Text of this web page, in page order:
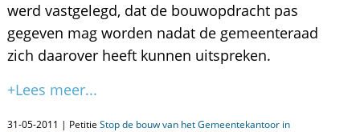
werd vastgelegd, dat de bouwopdracht pas
gegeven mag worden nadat de gemeenteraad
zich daarover heeft kunnen uitspreken.
+Lees meer...
31-05-2011 | Petitie Stop de bouw van het Gemeentekantoor in